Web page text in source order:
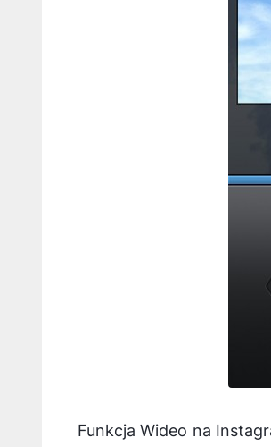
Funkcja Wideo na